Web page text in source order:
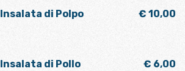
Insalata di Polpo € 10,00
Insalata di Pollo € 6,00